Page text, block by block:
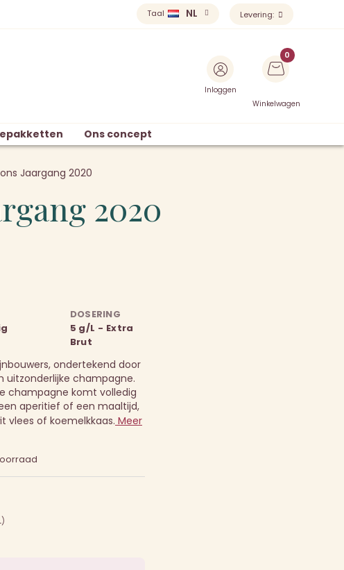
Taal NL Levering:
Inloggen
Winkelwagen
Ons concept
Jaargang 2020
2020
DOSERING
5 g/L - Extra
Brut
ondertekend door
uitzonderlijke champagne.
champagne komt volledig
aperitief of een maaltijd,
vlees of koemelkkaas. Meer